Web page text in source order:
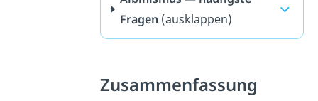
Fragen (ausklappen)
Zusammenfassung